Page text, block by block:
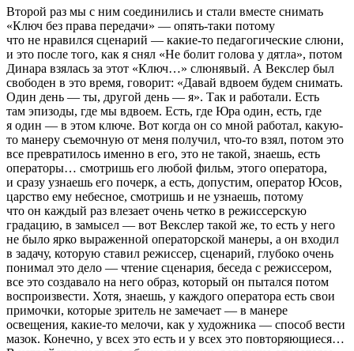
Второй раз мы с ним соединились и стали вместе снимать
«Ключ без права передачи» — опять-таки потому
что не нравился сценарий — какие-то педагогические слюни,
и это после того, как я снял «Не болит голова у дятла», потом
Динара взялась за этот «Ключ…» слюнявый. А Векслер был
свободен в это время, говорит: «Давай вдвоем будем снимать.
Один день — ты, другой день — я». Так и работали. Есть
там эпизоды, где мы вдвоем. Есть, где Юра один, есть, где
я один — в этом ключе. Вот когда он со мной работал, какую-
то манеру съемочную от меня получил, что-то взял, потом это
все превратилось именно в его, это не такой, знаешь, есть
операторы… смотришь его любой фильм, этого оператора,
и сразу узнаешь его почерк, а есть, допустим, оператор Юсов,
царство ему небесное, смотришь и не узнаешь, потому
что он каждый раз влезает очень четко в режиссерскую
градацию, в замысел — вот Векслер такой же, то есть у него
не было ярко выраженной операторской манеры, а он входил
в задачу, которую ставил режиссер, сценарий, глубоко очень
понимал это дело — чтение сценария, беседа с режиссером,
все это создавало на него образ, который он пытался потом
воспроизвести. Хотя, знаешь, у каждого оператора есть свои
примочки, которые зритель не замечает — в манере
освещения, какие-то мелочи, как у художника — способ вести
мазок. Конечно, у всех это есть и у всех это повторяющиеся…